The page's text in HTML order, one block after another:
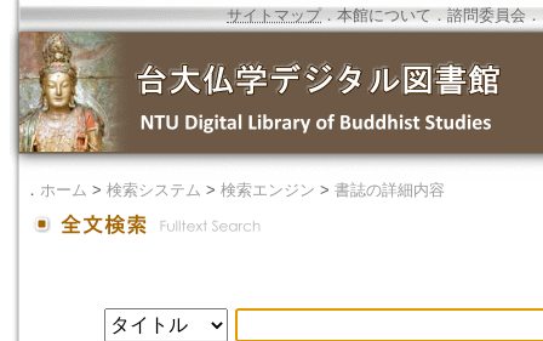
サイトマップ．本館について ． 諮問委員会 ．
． ホーム > 検索システム > 検索エンジン > 書誌の詳細内容